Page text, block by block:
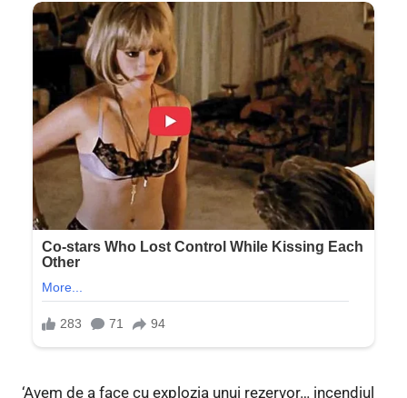
‘Avem de a face cu explozia unui rezervor… incendiul